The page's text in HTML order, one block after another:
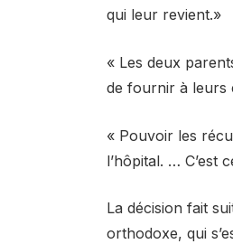
qui leur revient.»
« Les deux
de fournir à leurs
« Pouvoir les
l’hôpital. … C’est
La décision fait
orthodoxe, qui